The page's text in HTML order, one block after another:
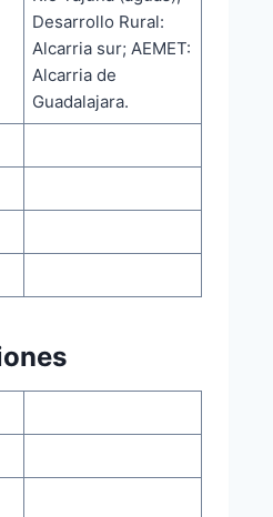
Desarrollo Rural:
Alcarria sur; AEMET:
Alcarria de
Guadalajara.